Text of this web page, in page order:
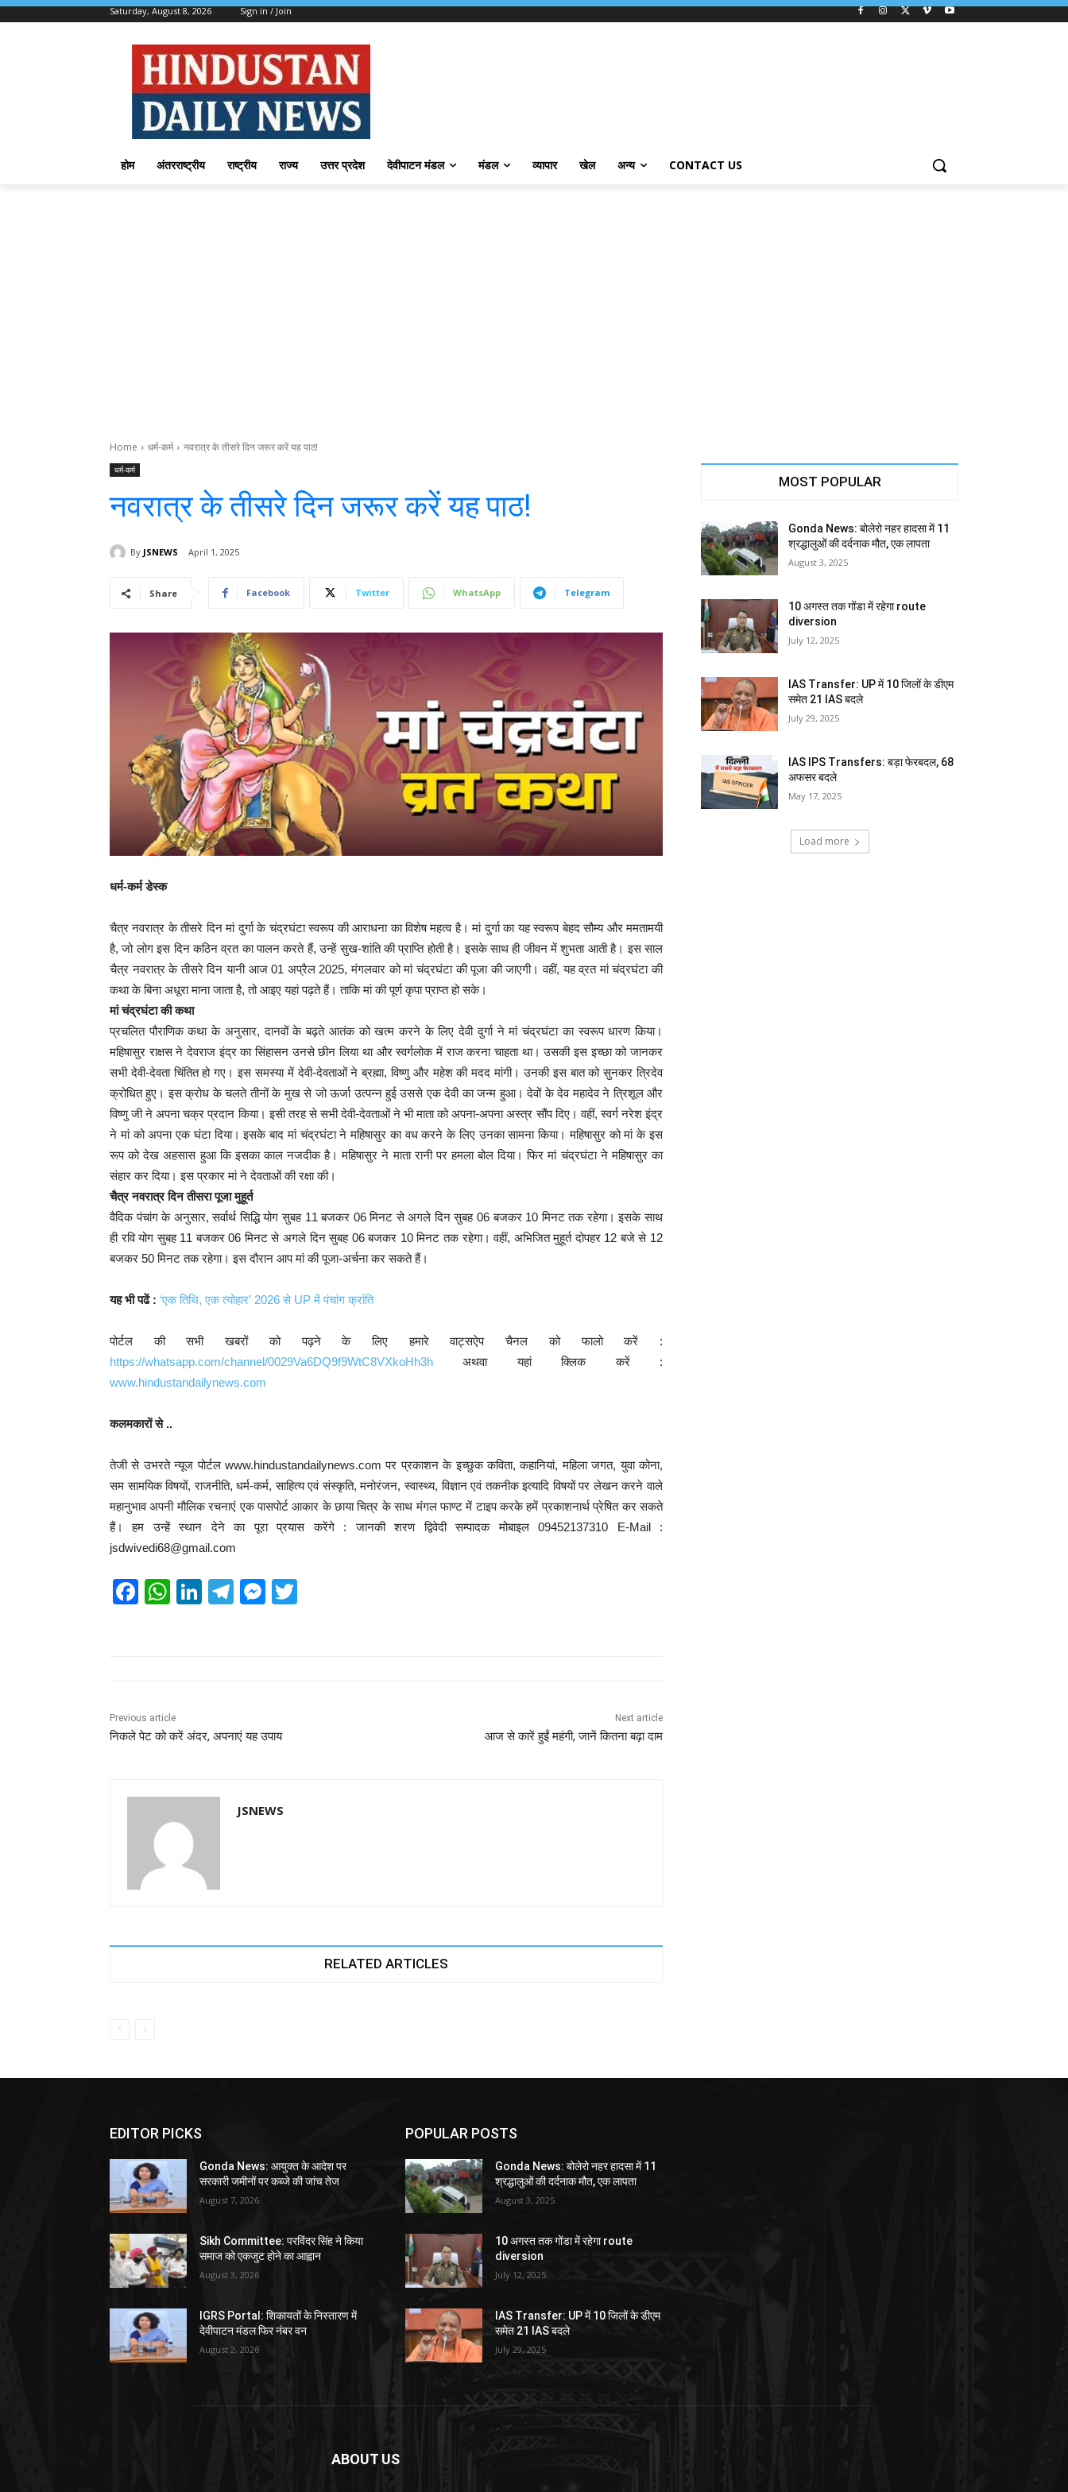
Saturday, August 8, 2026 Sign in / Join
होम अंतरराष्ट्रीय राष्ट्रीय राज्य उत्तर प्रदेश देवीपाटन मंडल मंडल व्यापार खेल अन्य CONTACT US
Home धर्म-कर्म नवरात्र के तीसरे दिन जरूर करें यह पाठ!
धर्म-कर्म
नवरात्र के तीसरे दिन जरूर करें यह पाठ!
By JSNEWS April 1, 2025
Share Facebook Twitter WhatsApp Telegram
धर्म-कर्म डेस्क
चैत्र नवरात्र के तीसरे दिन मां दुर्गा के चंद्रघंटा स्वरूप की आराधना का विशेष महत्व है। मां दुर्गा का यह स्वरूप बेहद सौम्य और ममतामयी
है, जो लोग इस दिन कठिन व्रत का पालन करते हैं, उन्हें सुख-शांति की प्राप्ति होती है। इसके साथ ही जीवन में शुभता आती है। इस साल
चैत्र नवरात्र के तीसरे दिन यानी आज 01 अप्रैल 2025, मंगलवार को मां चंद्रघंटा की पूजा की जाएगी। वहीं, यह व्रत मां चंद्रघंटा की
कथा के बिना अधूरा माना जाता है, तो आइए यहां पढ़ते हैं। ताकि मां की पूर्ण कृपा प्राप्त हो सके।
मां चंद्रघंटा की कथा
प्रचलित पौराणिक कथा के अनुसार, दानवों के बढ़ते आतंक को खत्म करने के लिए देवी दुर्गा ने मां चंद्रघंटा का स्वरूप धारण किया।
महिषासुर राक्षस ने देवराज इंद्र का सिंहासन उनसे छीन लिया था और स्वर्गलोक में राज करना चाहता था। उसकी इस इच्छा को जानकर
सभी देवी-देवता चिंतित हो गए। इस समस्या में देवी-देवताओं ने ब्रह्मा, विष्णु और महेश की मदद मांगी। उनकी इस बात को सुनकर त्रिदेव
क्रोधित हुए। इस क्रोध के चलते तीनों के मुख से जो ऊर्जा उत्पन्न हुई उससे एक देवी का जन्म हुआ। देवों के देव महादेव ने त्रिशूल और
विष्णु जी ने अपना चक्र प्रदान किया। इसी तरह से सभी देवी-देवताओं ने भी माता को अपना-अपना अस्त्र सौंप दिए। वहीं, स्वर्ग नरेश इंद्र
ने मां को अपना एक घंटा दिया। इसके बाद मां चंद्रघंटा ने महिषासुर का वध करने के लिए उनका सामना किया। महिषासुर को मां के इस
रूप को देख अहसास हुआ कि इसका काल नजदीक है। महिषासुर ने माता रानी पर हमला बोल दिया। फिर मां चंद्रघंटा ने महिषासुर का
संहार कर दिया। इस प्रकार मां ने देवताओं की रक्षा की।
चैत्र नवरात्र दिन तीसरा पूजा मुहूर्त
वैदिक पंचांग के अनुसार, सर्वार्थ सिद्धि योग सुबह 11 बजकर 06 मिनट से अगले दिन सुबह 06 बजकर 10 मिनट तक रहेगा। इसके साथ
ही रवि योग सुबह 11 बजकर 06 मिनट से अगले दिन सुबह 06 बजकर 10 मिनट तक रहेगा। वहीं, अभिजित मुहूर्त दोपहर 12 बजे से 12
बजकर 50 मिनट तक रहेगा। इस दौरान आप मां की पूजा-अर्चना कर सकते हैं।
यह भी पढें : ‘एक तिथि, एक त्योहार’ 2026 से UP में पंचांग क्रांति
पोर्टल की सभी खबरों को पढ़ने के लिए हमारे वाट्सऐप चैनल को फालो करें :
https://whatsapp.com/channel/0029Va6DQ9f9WtC8VXkoHh3h अथवा यहां क्लिक करें :
www.hindustandailynews.com
कलमकारों से ..
तेजी से उभरते न्यूज पोर्टल www.hindustandailynews.com पर प्रकाशन के इच्छुक कविता, कहानियां, महिला जगत, युवा कोना,
सम सामयिक विषयों, राजनीति, धर्म-कर्म, साहित्य एवं संस्कृति, मनोरंजन, स्वास्थ्य, विज्ञान एवं तकनीक इत्यादि विषयों पर लेखन करने वाले
महानुभाव अपनी मौलिक रचनाएं एक पासपोर्ट आकार के छाया चित्र के साथ मंगल फाण्ट में टाइप करके हमें प्रकाशनार्थ प्रेषित कर सकते
हैं। हम उन्हें स्थान देने का पूरा प्रयास करेंगे : जानकी शरण द्विवेदी सम्पादक मोबाइल 09452137310 E-Mail :
jsdwivedi68@gmail.com
F
o
o
W
p
p
Li
T
M
er
Previous article
निकले पेट को करें अंदर, अपनाएं यह उपाय
Next article
आज से कारें हुईं महंगी, जानें कितना बढ़ा दाम
JSNEWS
RELATED ARTICLES
MOST POPULAR
Gonda News: बोलेरो नहर हादसा में 11
श्रद्धालुओं की दर्दनाक मौत, एक लापता
August 3, 2025
10 अगस्त तक गोंडा में रहेगा route
diversion
July 12, 2025
IAS Transfer: UP में 10 जिलों के डीएम
समेत 21 IAS बदले
July 29, 2025
IAS IPS Transfers: बड़ा फेरबदल, 68
अफसर बदले
May 17, 2025
Load more
EDITOR PICKS
Gonda News: आयुक्त के आदेश पर
सरकारी जमीनों पर कब्जे की जांच तेज
August 7, 2026
Sikh Committee: परविंदर सिंह ने किया
समाज को एकजुट होने का आह्वान
August 3, 2026
IGRS Portal: शिकायतों के निस्तारण में
देवीपाटन मंडल फिर नंबर वन
August 2, 2026
POPULAR POSTS
Gonda News: बोलेरो नहर हादसा में 11
श्रद्धालुओं की दर्दनाक मौत, एक लापता
August 3, 2025
10 अगस्त तक गोंडा में रहेगा route
diversion
July 12, 2025
IAS Transfer: UP में 10 जिलों के डीएम
समेत 21 IAS बदले
July 29, 2025
ABOUT US